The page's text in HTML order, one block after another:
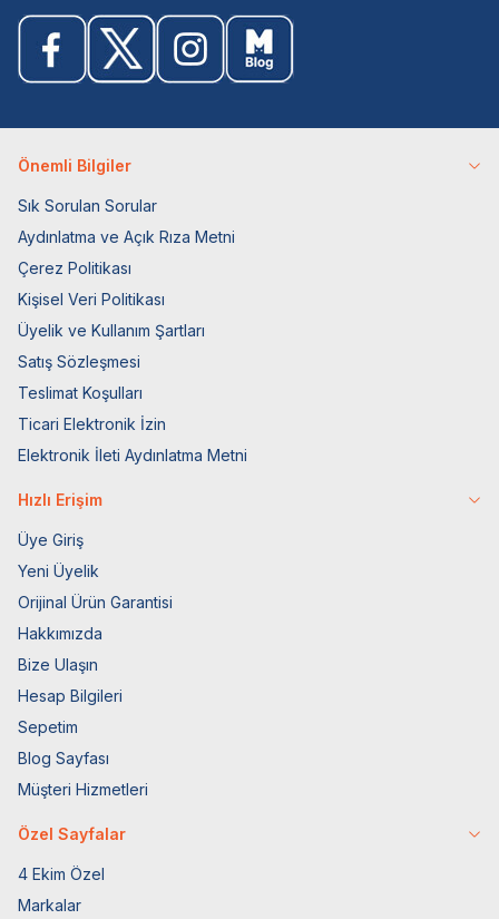
Önemli Bilgiler
Sık Sorulan Sorular
Aydınlatma ve Açık Rıza Metni
Çerez Politikası
Kişisel Veri Politikası
Üyelik ve Kullanım Şartları
Satış Sözleşmesi
Teslimat Koşulları
Ticari Elektronik İzin
Elektronik İleti Aydınlatma Metni
Hızlı Erişim
Üye Giriş
Yeni Üyelik
Orijinal Ürün Garantisi
Hakkımızda
Bize Ulaşın
Hesap Bilgileri
Sepetim
Blog Sayfası
Müşteri Hizmetleri
Özel Sayfalar
4 Ekim Özel
Markalar